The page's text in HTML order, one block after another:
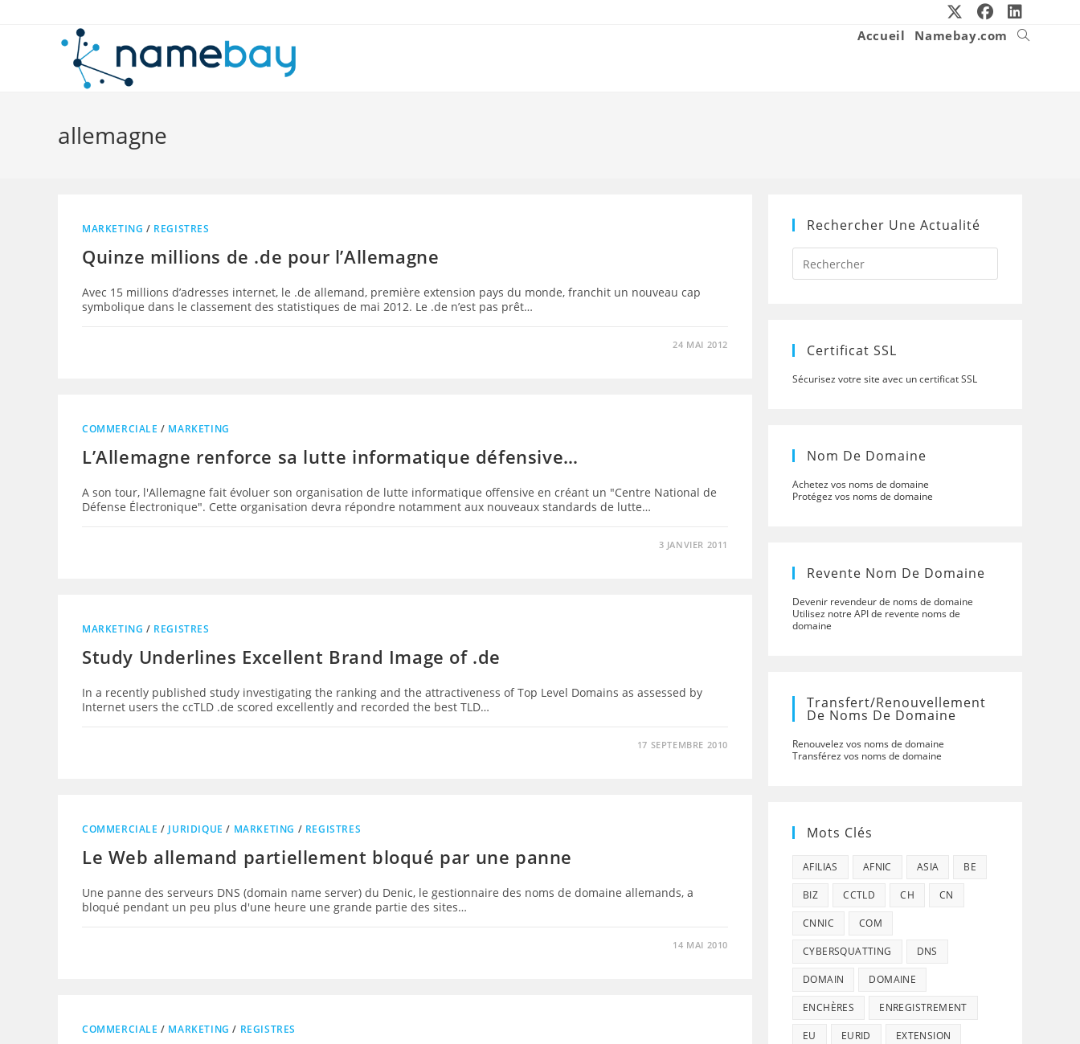
Accueil Namebay.com
Toggle
allemagne
MARKETING / REGISTRES
Quinze millions de .de pour l’Allemagne
Avec 15 millions d’adresses internet, le .de allemand, première extension pays du monde, franchit un nouveau cap
symbolique dans le classement des statistiques de mai 2012. Le .de n’est pas prêt…
24 MAI 2012
COMMERCIALE / MARKETING
L’Allemagne renforce sa lutte informatique défensive…
A son tour, l'Allemagne fait évoluer son organisation de lutte informatique offensive en créant un "Centre National de
Défense Électronique". Cette organisation devra répondre notamment aux nouveaux standards de lutte…
3 JANVIER 2011
MARKETING / REGISTRES
Study Underlines Excellent Brand Image of .de
In a recently published study investigating the ranking and the attractiveness of Top Level Domains as assessed by
Internet users the ccTLD .de scored excellently and recorded the best TLD…
17 SEPTEMBRE 2010
COMMERCIALE / JURIDIQUE / MARKETING / REGISTRES
Le Web allemand partiellement bloqué par une panne
Une panne des serveurs DNS (domain name server) du Denic, le gestionnaire des noms de domaine allemands, a
bloqué pendant un peu plus d'une heure une grande partie des sites…
14 MAI 2010
COMMERCIALE / MARKETING / REGISTRES
Rechercher Une Actualité
Press
to
Certificat SSL
Sécurisez votre site avec un certificat SSL
Nom De Domaine
Achetez vos noms de domaine
Protégez vos noms de domaine
Revente Nom De Domaine
Devenir revendeur de noms de domaine
Utilisez notre API de revente noms de
domaine
Transfert/renouvellement
De Noms De Domaine
Renouvelez vos noms de domaine
Transférez vos noms de domaine
Mots Clés
AFILIAS AFNIC ASIA BE
BIZ CCTLD CH CN
CNNIC COM
CYBERSQUATTING DNS
DOMAIN DOMAINE
ENCHÈRES ENREGISTREMENT
EU EURID EXTENSION